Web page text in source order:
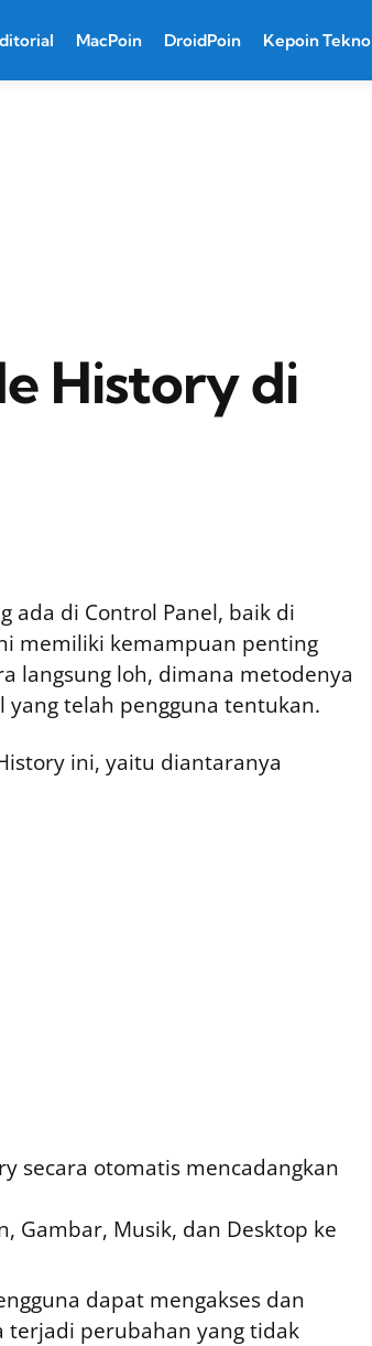
MacPoin DroidPoin Kepoin Tekno
History di
ada di Control Panel, baik di
memiliki kemampuan penting
langsung loh, dimana metodenya
telah pengguna tentukan.
ini, yaitu diantaranya
secara otomatis mencadangkan
Gambar, Musik, dan Desktop ke
dapat mengakses dan
terjadi perubahan yang tidak